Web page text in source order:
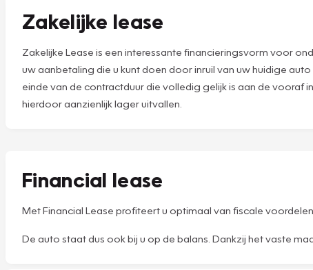
Zakelijke lease
Zakelijke Lease is een interessante financieringsvorm voor
uw aanbetaling die u kunt doen door inruil van uw huidige
einde van de contractduur die volledig gelijk is aan de
hierdoor aanzienlijk lager uitvallen.
Financial lease
Met Financial Lease profiteert u optimaal van fiscale
De auto staat dus ook bij u op de balans. Dankzij het vaste